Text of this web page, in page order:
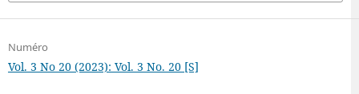
Numéro
Vol. 3 No 20 (2023): Vol. 3 No. 20 [S]